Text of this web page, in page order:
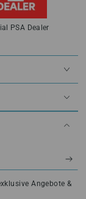
PSA Dealer
Angebote &